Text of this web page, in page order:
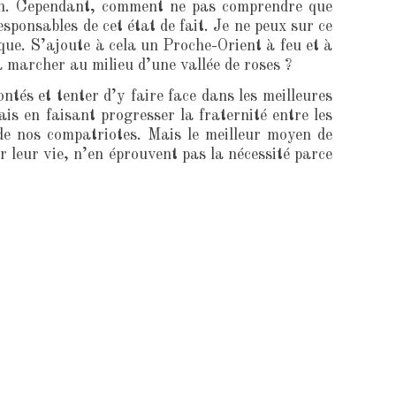
comment ne pas comprendre que
de cet état de fait. Je ne peux sur ce
S’ajoute à cela un Proche-Orient à feu et à
au milieu d’une vallée de roses ?
et tenter d’y faire face dans les meilleures
en faisant progresser la fraternité entre les
nos compatriotes. Mais le meilleur moyen de
leur vie, n’en éprouvent pas la nécessité parce